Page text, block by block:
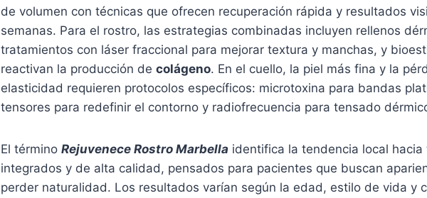
de volumen con técnicas que ofrecen recuperación rápida y resultados
semanas. Para el rostro, las estrategias combinadas incluyen rellenos
tratamientos con láser fraccional para mejorar textura y manchas, y
reactivan la producción de colágeno. En el cuello, la piel más fina y la
elasticidad requieren protocolos específicos: microtoxina para bandas
tensores para redefinir el contorno y radiofrecuencia para tensado
El término Rejuvenece Rostro Marbella identifica la tendencia local hacia
integrados y de alta calidad, pensados para pacientes que buscan
perder naturalidad. Los resultados varían según la edad, estilo de vida y